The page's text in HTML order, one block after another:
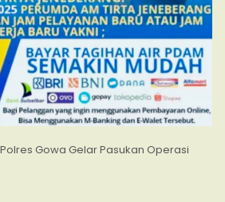
Polres Gowa Gelar Pasukan Operasi